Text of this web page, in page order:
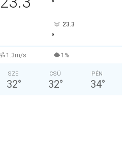
°
23.3
°
1.3m/s 1%
SZE
32°
CSÜ
32°
PÉN
34°